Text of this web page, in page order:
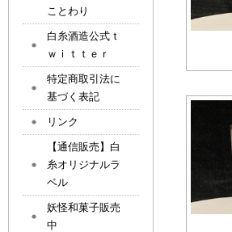
ことわり
白糸酒造公式ｔ
ｗｉｔｔｅｒ
特定商取引法に
基づく表記
リンク
【通信販売】白
糸オリジナルラ
ベル
妖怪和菓子販売
中